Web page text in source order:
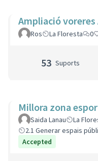
Ampliació
Ros La Floresta 0
53 Suports
Millora zona
Saida Lanau
La
2.1 Generar espais
Accepted